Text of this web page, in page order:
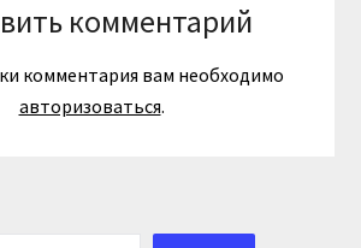
комментарий
комментария вам необходимо
авторизоваться.